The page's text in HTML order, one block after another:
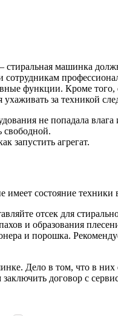
машинка
функции. Кроме
за техникой
не попадала
свободной.
запустить агрегат.
имеет состояние
отсек для
и образования
и порошка.
Дело в том, что в
договор с